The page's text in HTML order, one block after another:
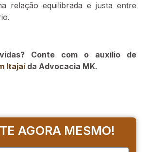
relação equilibrada e justa entre
Conte com o auxílio de
Itajaída Advocacia MK.
AGORA MESMO!